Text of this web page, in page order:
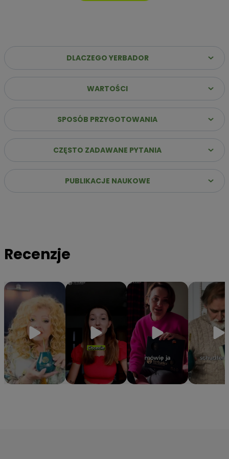
Dlaczego warto wybrać Yerbador Premium?
✔️ Najwyższa jakość suszu– Same liście (sin palo)
poddane starannemu procesowi leżakowania, co
gwarantuje szlachetny i głęboki profil smakowy.
✔️
Stabilna energia bez „zjazdu” – Naturalna kofeina
uwalnia się stopniowo, zapewniając jasność umysłu i siłę do
działania przez wiele godzin.
✔️ Innowacja: Suszenie powietrzem– Nasz susz
takie jak magnez, potas i cynk.
gwarantuje, że yerba zachowa 100% aromatu i świeżości od
pierwszego do ostatniego otwarcia.
DLACZEGO YERBADOR
WARTOŚCI
SPOSÓB PRZYGOTOWANIA
CZĘSTO ZADAWANE PYTANIA
PUBLIKACJE NAUKOWE
Recenzje